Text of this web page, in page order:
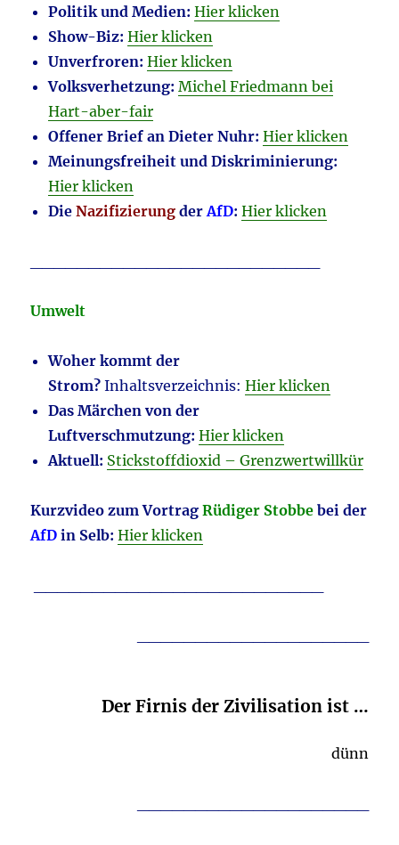
Politik und Medien: Hier klicken
Show-Biz: Hier klicken
Unverfroren: Hier klicken
Volksverhetzung: Michel Friedmann bei
Hart-aber-fair
Offener Brief an Dieter Nuhr: Hier klicken
Meinungsfreiheit und Diskriminierung:
Hier klicken
DieNazifizierung derAfD:Hier klicken
Umwelt
Woher kommt der
Strom? Inhaltsverzeichnis:Hier klicken
Das Märchen von der
Luftverschmutzung: Hier klicken
Aktuell: Stickstoffdioxid – Grenzwertwillkür
Kurzvideo zum VortragRüdiger Stobbe bei der
AfD in Selb: Hier klicken
Der Firnis der Zivilisation ist …
dünn